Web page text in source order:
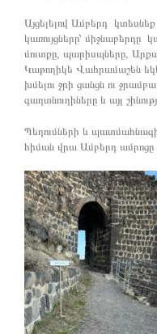
Այցելելով Ամբերդ
կառույցները՝ միջնաբերդը
մուտքը, պարիսպները,
Կաթողիկե Վահրամաշեն
խմելու ջրի ցանցն ու
գաղտնուղիները և այլ
Պեղումների և
հիման վրա Ամբերդ ամրոցը